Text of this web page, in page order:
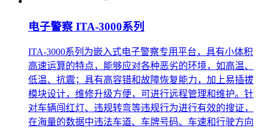
电子警察 ITA-3000系列
ITA-3000系列为嵌入式电子警察专用平台，具有小体积
高速运算的特点，能够应对各种恶劣的环境，如高温、
低温、抗震；具有高容错和故障恢复能力，加上易插拔
模块设计，维修升级方便，可进行远程管理和维护。针
对车辆闯红灯、违规转弯等违规行为进行有效的搜证，
在海量的数据中违法车道、车牌号码、车速和行驶方向